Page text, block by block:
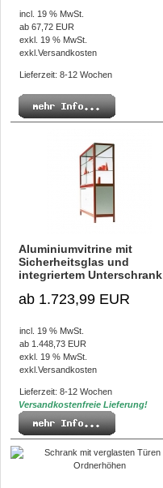
incl. 19 % MwSt.
ab 67,72 EUR
exkl. 19 % MwSt.
exkl. Versandkosten
Lieferzeit: 8-12 Wochen
Aluminiumvitrine mit
Sicherheitsglas und
integriertem Unterschrank
ab 1.723,99 EUR
incl. 19 % MwSt.
ab 1.448,73 EUR
exkl. 19 % MwSt.
exkl. Versandkosten
Lieferzeit: 8-12 Wochen
Versandkostenfreie Lieferung!